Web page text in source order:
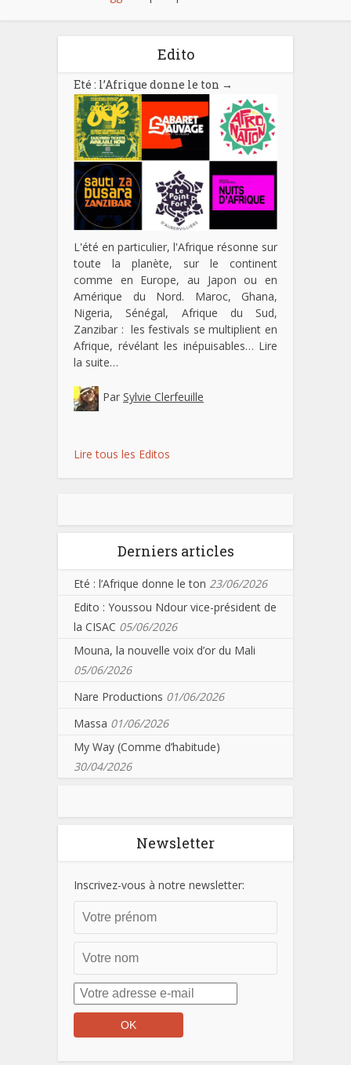
Edito
Eté : l’Afrique donne le ton →
L'été en particulier, l'Afrique résonne sur
toute la planète, sur le continent
comme en Europe, au Japon ou en
Amérique du Nord. Maroc, Ghana,
Nigeria, Sénégal, Afrique du Sud,
Zanzibar : les festivals se multiplient en
Afrique, révélant les inépuisables… Lire
la suite…
Par Sylvie Clerfeuille
Lire tous les Editos
Derniers articles
Eté : l’Afrique donne le ton 23/06/2026
Edito : Youssou Ndour vice-président de
la CISAC 05/06/2026
Mouna, la nouvelle voix d’or du Mali
05/06/2026
Nare Productions 01/06/2026
Massa 01/06/2026
My Way (Comme d’habitude)
30/04/2026
Newsletter
Inscrivez-vous à notre newsletter: